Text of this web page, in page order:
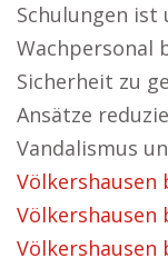
Schulungen ist
Wachpersonal
Sicherheit zu
Ansätze
Vandalismus
Völkershausen
Völkershausen
Völkershausen